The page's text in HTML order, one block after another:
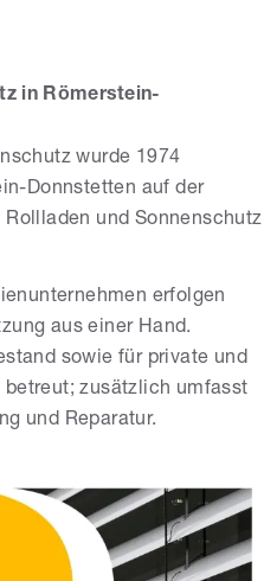
in Römerstein-
wurde 1974
Donnstetten auf der
und Sonnenschutz
erfolgen
aus einer Hand.
sowie für private und
zusätzlich umfasst
und Reparatur.